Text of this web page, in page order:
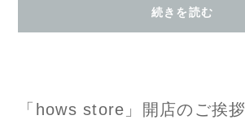
続きを読む
「hows store」開店のご挨拶